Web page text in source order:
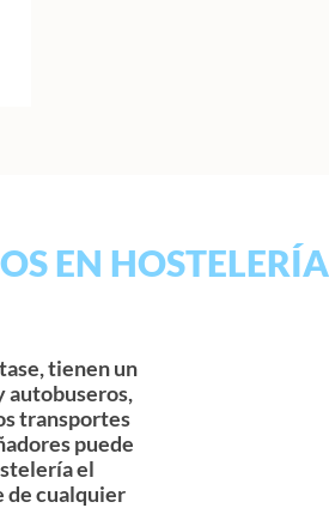
EN HOSTELERÍA
tienen un
autobuseros,
transportes
puede
el
de cualquier